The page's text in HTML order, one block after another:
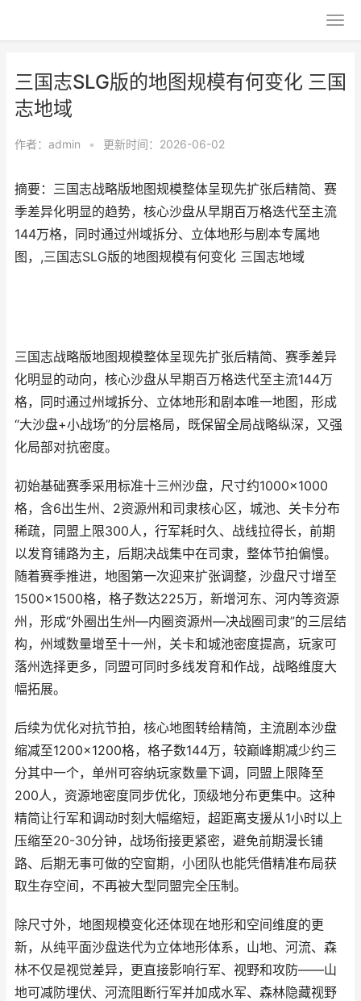
三国志SLG版的地图规模有何变化 三国
志地域
作者： admin • 更新时间：2026-06-02
摘要：三国志战略版地图规模整体呈现先扩张后精简、赛
季差异化明显的趋势，核心沙盘从早期百万格迭代至主流
144万格，同时通过州域拆分、立体地形与剧本专属地
图，,三国志SLG版的地图规模有何变化 三国志地域
三国志战略版地图规模整体呈现先扩张后精简、赛季差异
化明显的动向，核心沙盘从早期百万格迭代至主流144万
格，同时通过州域拆分、立体地形和剧本唯一地图，形成
“大沙盘+小战场”的分层格局，既保留全局战略纵深，又强
化局部对抗密度。
初始基础赛季采用标准十三州沙盘，尺寸约1000×1000
格，含6出生州、2资源州和司隶核心区，城池、关卡分布
稀疏，同盟上限300人，行军耗时久、战线拉得长，前期
以发育铺路为主，后期决战集中在司隶，整体节拍偏慢。
随着赛季推进，地图第一次迎来扩张调整，沙盘尺寸增至
1500×1500格，格子数达225万，新增河东、河内等资源
州，形成“外圈出生州—内圈资源州—决战圈司隶”的三层结
构，州域数量增至十一州，关卡和城池密度提高，玩家可
落州选择更多，同盟可同时多线发育和作战，战略维度大
幅拓展。
后续为优化对抗节拍，核心地图转给精简，主流剧本沙盘
缩减至1200×1200格，格子数144万，较巅峰期减少约三
分其中一个，单州可容纳玩家数量下调，同盟上限降至
200人，资源地密度同步优化，顶级地分布更集中。这种
精简让行军和调动时刻大幅缩短，超距离支援从1小时以上
压缩至20-30分钟，战场衔接更紧密，避免前期漫长铺
路、后期无事可做的空窗期，小团队也能凭借精准布局获
取生存空间，不再被大型同盟完全压制。
除尺寸外，地图规模变化还体现在地形和空间维度的更
新，从纯平面沙盘迭代为立体地形体系，山地、河流、森
林不仅是视觉差异，更直接影响行军、视野和攻防——山
地可减防埋伏、河流阻断行军并加成水军、森林隐藏视野